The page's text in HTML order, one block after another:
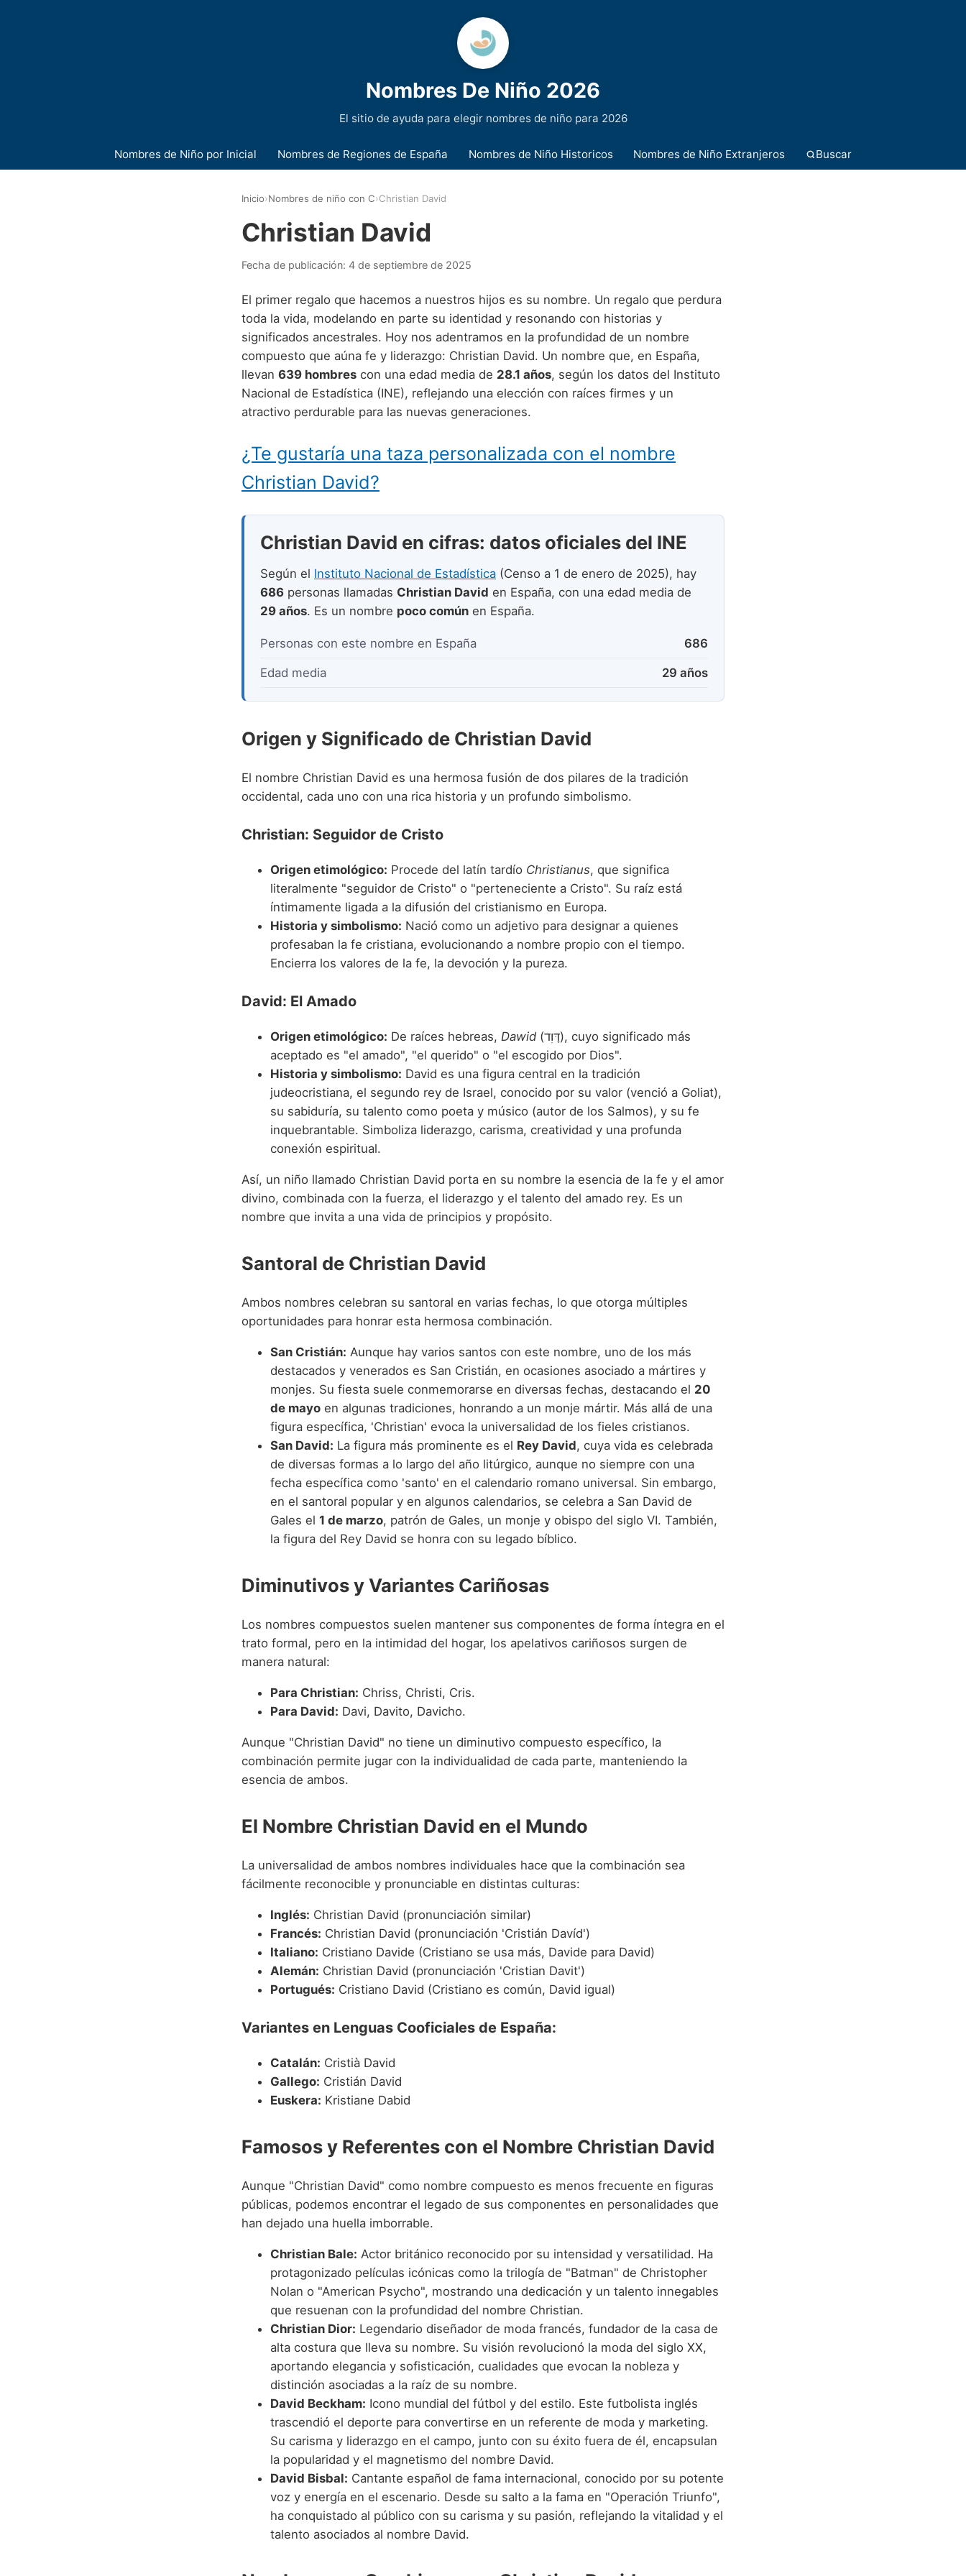
Nombres De Niño 2026
El sitio de ayuda para elegir nombres de niño para 2026
Nombres de Niño por Inicial Nombres de Regiones de España Nombres de Niño Historicos Nombres de Niño Extranjeros Buscar
Inicio›Nombres de niño con C›Christian David
Christian David
Fecha de publicación: 4 de septiembre de 2025
El primer regalo que hacemos a nuestros hijos es su nombre. Un regalo que perdura
toda la vida, modelando en parte su identidad y resonando con historias y
significados ancestrales. Hoy nos adentramos en la profundidad de un nombre
compuesto que aúna fe y liderazgo: Christian David. Un nombre que, en España,
llevan 639 hombres con una edad media de 28.1 años, según los datos del Instituto
Nacional de Estadística (INE), reflejando una elección con raíces firmes y un
atractivo perdurable para las nuevas generaciones.
¿Te gustaría una taza personalizada con el nombre
Christian David?
Christian David en cifras: datos oficiales del INE
Según el Instituto Nacional de Estadística (Censo a 1 de enero de 2025), hay
686 personas llamadas Christian David en España, con una edad media de
29 años. Es un nombre poco común en España.
Personas con este nombre en España 686
Edad media 29 años
Origen y Significado de Christian David
El nombre Christian David es una hermosa fusión de dos pilares de la tradición
occidental, cada uno con una rica historia y un profundo simbolismo.
Christian: Seguidor de Cristo
Origen etimológico: Procede del latín tardío Christianus, que significa
literalmente "seguidor de Cristo" o "perteneciente a Cristo". Su raíz está
íntimamente ligada a la difusión del cristianismo en Europa.
Historia y simbolismo: Nació como un adjetivo para designar a quienes
profesaban la fe cristiana, evolucionando a nombre propio con el tiempo.
Encierra los valores de la fe, la devoción y la pureza.
David: El Amado
Origen etimológico: De raíces hebreas, Dawid (דָּוִד), cuyo significado más
aceptado es "el amado", "el querido" o "el escogido por Dios".
Historia y simbolismo: David es una figura central en la tradición
judeocristiana, el segundo rey de Israel, conocido por su valor (venció a Goliat),
su sabiduría, su talento como poeta y músico (autor de los Salmos), y su fe
inquebrantable. Simboliza liderazgo, carisma, creatividad y una profunda
conexión espiritual.
Así, un niño llamado Christian David porta en su nombre la esencia de la fe y el amor
divino, combinada con la fuerza, el liderazgo y el talento del amado rey. Es un
nombre que invita a una vida de principios y propósito.
Santoral de Christian David
Ambos nombres celebran su santoral en varias fechas, lo que otorga múltiples
oportunidades para honrar esta hermosa combinación.
San Cristián: Aunque hay varios santos con este nombre, uno de los más
destacados y venerados es San Cristián, en ocasiones asociado a mártires y
monjes. Su fiesta suele conmemorarse en diversas fechas, destacando el 20
de mayo en algunas tradiciones, honrando a un monje mártir. Más allá de una
figura específica, 'Christian' evoca la universalidad de los fieles cristianos.
San David: La figura más prominente es el Rey David, cuya vida es celebrada
de diversas formas a lo largo del año litúrgico, aunque no siempre con una
fecha específica como 'santo' en el calendario romano universal. Sin embargo,
en el santoral popular y en algunos calendarios, se celebra a San David de
Gales el 1 de marzo, patrón de Gales, un monje y obispo del siglo VI. También,
la figura del Rey David se honra con su legado bíblico.
Diminutivos y Variantes Cariñosas
Los nombres compuestos suelen mantener sus componentes de forma íntegra en el
trato formal, pero en la intimidad del hogar, los apelativos cariñosos surgen de
manera natural:
Para Christian: Chriss, Christi, Cris.
Para David: Davi, Davito, Davicho.
Aunque "Christian David" no tiene un diminutivo compuesto específico, la
combinación permite jugar con la individualidad de cada parte, manteniendo la
esencia de ambos.
El Nombre Christian David en el Mundo
La universalidad de ambos nombres individuales hace que la combinación sea
fácilmente reconocible y pronunciable en distintas culturas:
Inglés: Christian David (pronunciación similar)
Francés: Christian David (pronunciación 'Cristián Davíd')
Italiano: Cristiano Davide (Cristiano se usa más, Davide para David)
Alemán: Christian David (pronunciación 'Cristian Davit')
Portugués: Cristiano David (Cristiano es común, David igual)
Variantes en Lenguas Cooficiales de España:
Catalán: Cristià David
Gallego: Cristián David
Euskera: Kristiane Dabid
Famosos y Referentes con el Nombre Christian David
Aunque "Christian David" como nombre compuesto es menos frecuente en figuras
públicas, podemos encontrar el legado de sus componentes en personalidades que
han dejado una huella imborrable.
Christian Bale: Actor británico reconocido por su intensidad y versatilidad. Ha
protagonizado películas icónicas como la trilogía de "Batman" de Christopher
Nolan o "American Psycho", mostrando una dedicación y un talento innegables
que resuenan con la profundidad del nombre Christian.
Christian Dior: Legendario diseñador de moda francés, fundador de la casa de
alta costura que lleva su nombre. Su visión revolucionó la moda del siglo XX,
aportando elegancia y sofisticación, cualidades que evocan la nobleza y
distinción asociadas a la raíz de su nombre.
David Beckham: Icono mundial del fútbol y del estilo. Este futbolista inglés
trascendió el deporte para convertirse en un referente de moda y marketing.
Su carisma y liderazgo en el campo, junto con su éxito fuera de él, encapsulan
la popularidad y el magnetismo del nombre David.
David Bisbal: Cantante español de fama internacional, conocido por su potente
voz y energía en el escenario. Desde su salto a la fama en "Operación Triunfo",
ha conquistado al público con su carisma y su pasión, reflejando la vitalidad y el
talento asociados al nombre David.